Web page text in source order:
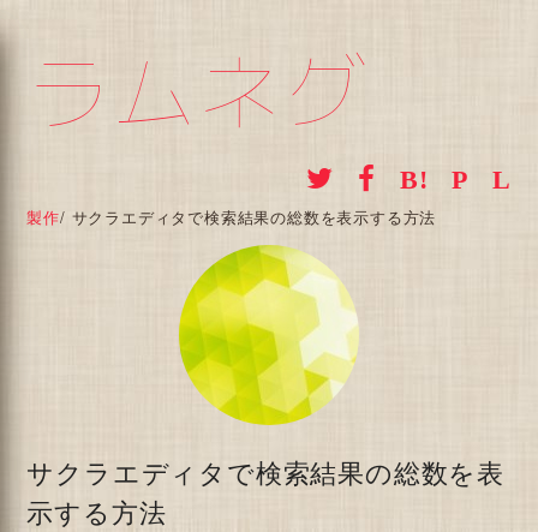
ラムネグ
製作/ サクラエディタで検索結果の総数を表示する方法
サクラエディタで検索結果の総数を表
示する方法